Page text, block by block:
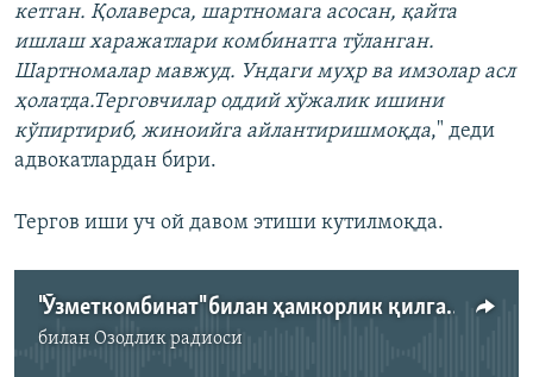
кетган. Қолаверса, шартномага асосан, қайта
ишлаш харажатлари комбинатга тўланган.
Шартномалар мавжуд. Ундаги муҳр ва имзолар асл
ҳолатда.Терговчилар оддий хўжалик ишини
кўпиртириб, жиноийга айлантиришмоқда," деди
адвокатлардан бири.
Тергов иши уч ой давом этиши кутилмоқда.
"Ўзметкомбинат" билан ҳамкорлик қилган 80 га яқин одам қамоққа олинди
билан Озодлик радиоси
Айни дамда медиа-манба мавжуд эмас